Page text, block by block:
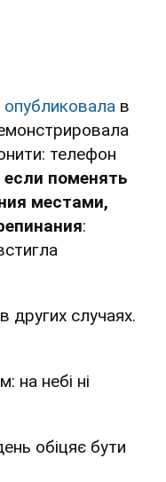
опубликовала в
телефон
если поменять
местами,
:
других случаях.
на небі ні
обіцяє бути